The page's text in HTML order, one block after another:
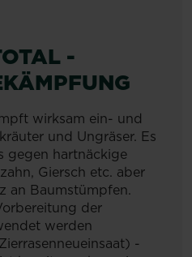
-
wirksam ein- und
und Ungräser. Es
gegen hartnäckige
Giersch etc. aber
an Baumstümpfen.
der
werden
-